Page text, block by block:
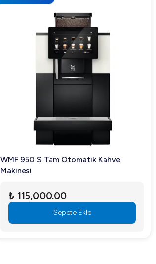
WMF 950 S Tam Otomatik Kahve
Makinesi
₺ 115,000.00
Sepete Ekle